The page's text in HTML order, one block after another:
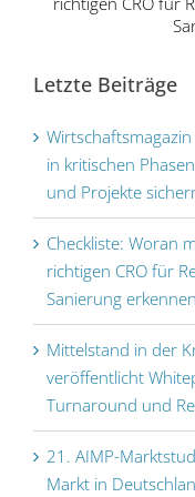
Letzte Beiträge
in kritischen
und Projekte
Checkliste: Woran
richtigen CRO für
Sanierung erkennen
Mittelstand in der
veröffentlicht
Turnaround und
21. AIMP-
Markt in